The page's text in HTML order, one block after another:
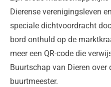
Dierense verenigingsleven
speciale dichtvoordracht
bord onthuld op de
meer een QR-code die
Buurtschap van Dieren
buurtmeester.